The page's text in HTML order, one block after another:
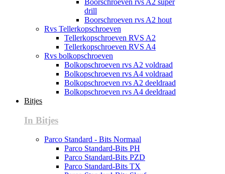
drill
Boorschroeven rvs A2 hout
Rvs Tellerkopschroeven
Tellerkopschroeven RVS A2
Tellerkopschroeven RVS A4
Rvs bolkopschroeven
Bolkopschroeven rvs A2 voldraad
Bolkopschroeven rvs A4 voldraad
Bolkopschroeven rvs A2 deeldraad
Bolkopschroeven rvs A4 deeldraad
Bitjes
In Bitjes
Parco Standard - Bits Normaal
Parco Standard-Bits PH
Parco Standard-Bits PZD
Parco Standard-Bits TX